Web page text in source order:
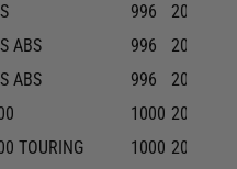
996
2005-
ABS 996
2003-
ABS 996
2004-
1000 2007-
TOURING 1000 2009-